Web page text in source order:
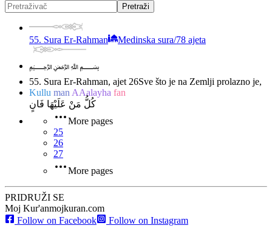
Pretraži
55. Sura Er-Rahman Medinska sura/78 ajeta
﷽
55. Sura Er-Rahman, ajet 26Sve što je na Zemlji prolazno je,
Kullu man AAalayha fan
كُلُّ مَنْ عَلَيْهَا فَانٍ
More pages
25
26
27
More pages
PRIDRUŽI SE
Moj Kur'anmojkuran.com
Follow on Facebook
Follow on Instagram